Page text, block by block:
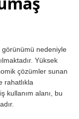
nedeniyle
Yüksek
çözümler sunan
rahatlıkla
kullanım alanı, bu